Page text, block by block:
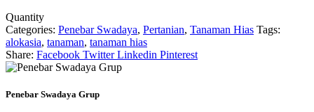
Quantity
Categories: Penebar Swadaya, Pertanian, Tanaman Hias Tags:
alokasia, tanaman, tanaman hias
Share: Facebook Twitter Linkedin Pinterest
Penebar Swadaya Grup